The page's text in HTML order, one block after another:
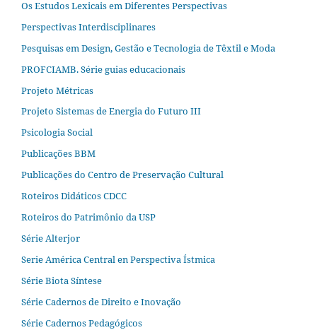
Os Estudos Lexicais em Diferentes Perspectivas
Perspectivas Interdisciplinares
Pesquisas em Design, Gestão e Tecnologia de Têxtil e Moda
PROFCIAMB. Série guias educacionais
Projeto Métricas
Projeto Sistemas de Energia do Futuro III
Psicologia Social
Publicações BBM
Publicações do Centro de Preservação Cultural
Roteiros Didáticos CDCC
Roteiros do Patrimônio da USP
Série Alterjor
Serie América Central en Perspectiva Ístmica
Série Biota Síntese
Série Cadernos de Direito e Inovação
Série Cadernos Pedagógicos